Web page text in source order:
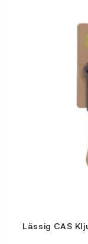
Lässig CAS